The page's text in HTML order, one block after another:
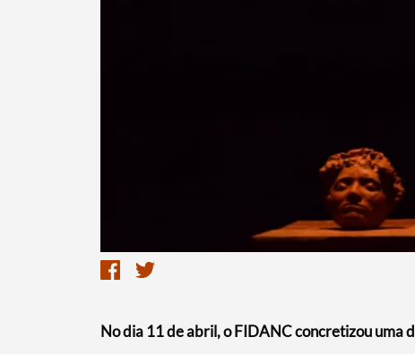
Termo de Pesquisa
No dia 11 de abril, o FIDANC concretizou uma